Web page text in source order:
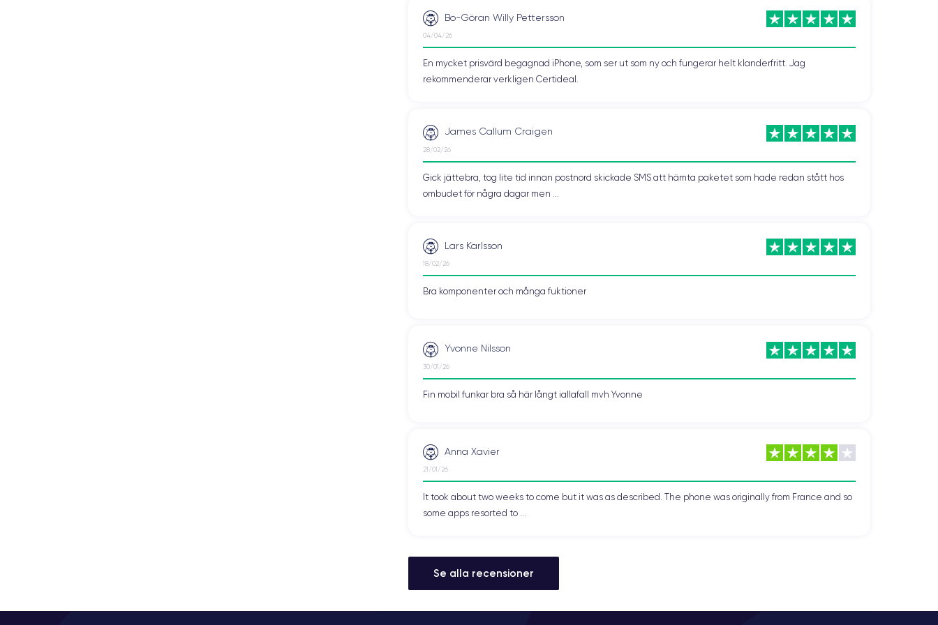
Plus-modellerna har vanligtvis en bra batteritid. Detta är definitivt fallet med den nya versionen. Trots att batterikapaciteten har minskat i iPhone 8 Plus (jämfört med iPhone 7 Plus) är
uthålligheten på samma nivå. Detta beror på det nya A11 Bionic-chippet, som använder mindre ström än sin föregångare.
Efter flera tester kan iPhone 8 Plus hålla i två dagar vid normal användning och kan nå morgonen den andra dagen vid intensiv användning.
Bo-Göran Willy Pettersson
04/04/26
En mycket prisvärd begagnad iPhone, som ser ut som ny och fungerar helt klanderfritt. Jag
rekommenderar verkligen Certideal.
James Callum Craigen
28/02/26
Gick jättebra, tog lite tid innan postnord skickade SMS att hämta paketet som hade redan stått hos
ombudet för några dagar men ...
Lars Karlsson
18/02/26
Bra komponenter och många fuktioner
Yvonne Nilsson
30/01/26
Fin mobil funkar bra så här långt iallafall mvh Yvonne
Anna Xavier
21/01/26
It took about two weeks to come but it was as described. The phone was originally from France and so
some apps resorted to ...
Se alla recensioner